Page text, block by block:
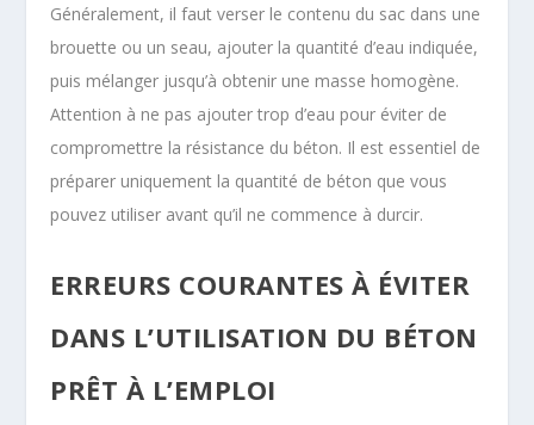
Généralement, il faut verser le contenu du sac dans une
brouette ou un seau, ajouter la quantité d’eau indiquée,
puis mélanger jusqu’à obtenir une masse homogène.
Attention à ne pas ajouter trop d’eau pour éviter de
compromettre la résistance du béton. Il est essentiel de
préparer uniquement la quantité de béton que vous
pouvez utiliser avant qu’il ne commence à durcir.
ERREURS COURANTES À ÉVITER
DANS L’UTILISATION DU BÉTON
PRÊT À L’EMPLOI